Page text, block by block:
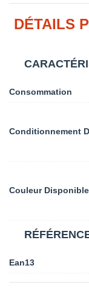
DÉTAILS
Consommation
Conditionnement
Couleur Disponible
Ean13